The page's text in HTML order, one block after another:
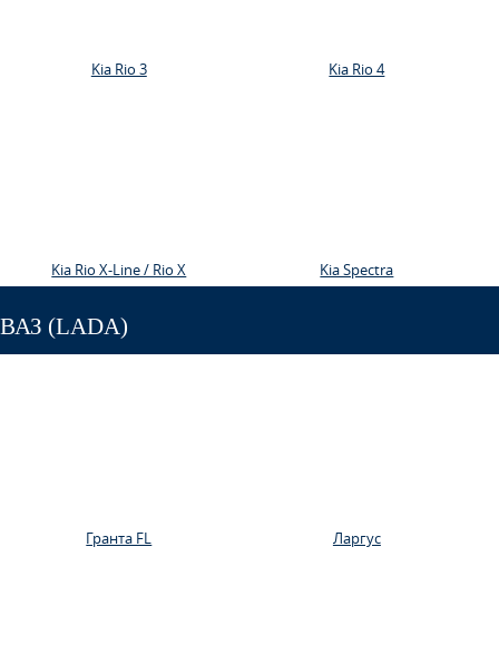
Kia Rio 3 Kia Rio 4
Kia Rio X-Line / Rio X Kia Spectra
ВАЗ (LADA)
Гранта FL Ларгус